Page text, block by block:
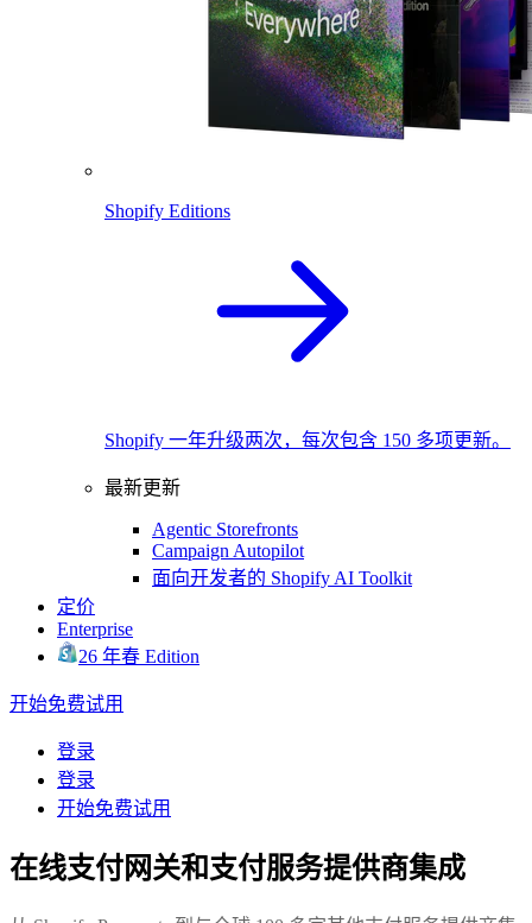
Shopify Editions
Shopify 一年升级两次，每次包含 150 多项更新。
最新更新
Agentic Storefronts
Campaign Autopilot
面向开发者的 Shopify AI Toolkit
定价
Enterprise
26 年春 Edition
开始免费试用
登录
登录
开始免费试用
在线支付网关和支付服务提供商集成